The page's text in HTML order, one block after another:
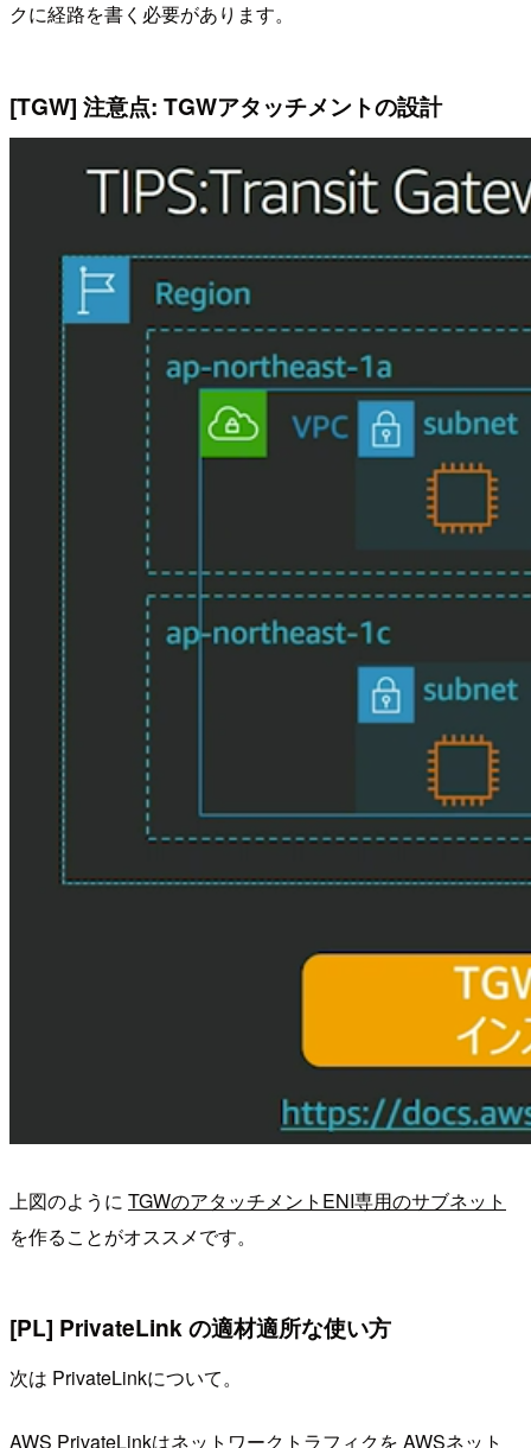
クに経路を書く必要があります。
[TGW] 注意点: TGWアタッチメントの設計
上図のように TGWのアタッチメントENI専用のサブネット
を作ることがオススメです。
[PL] PrivateLink の適材適所な使い方
次は PrivateLinkについて。
AWS PrivateLinkはネットワークトラフィクを AWSネット